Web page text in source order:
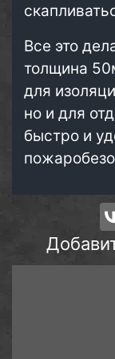
Все это
толщина
для
но и для
быстро и